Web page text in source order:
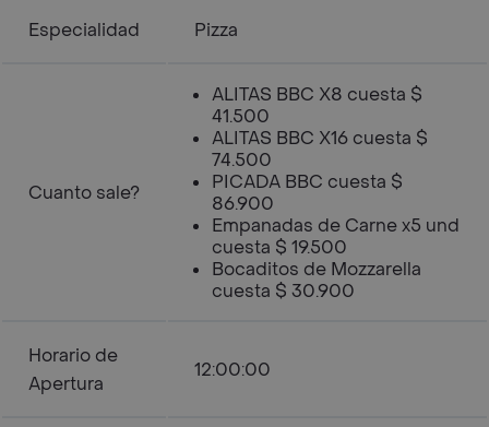
Especialidad Pizza
Cuanto sale?
ALITAS BBC X8 cuesta $
41.500
ALITAS BBC X16 cuesta $
74.500
PICADA BBC cuesta $
86.900
Empanadas de Carne x5 und
cuesta $ 19.500
Bocaditos de Mozzarella
cuesta $ 30.900
Horario de
Apertura
12:00:00